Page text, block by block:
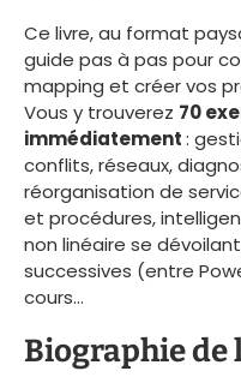
Ce livre, au format
guide pas à pas pour
mapping et créer vos
Vous y trouverez 70
immédiatement:
conflits, réseaux,
réorganisation de
et procédures,
non linéaire se
successives (entre
cours…
Biographie de